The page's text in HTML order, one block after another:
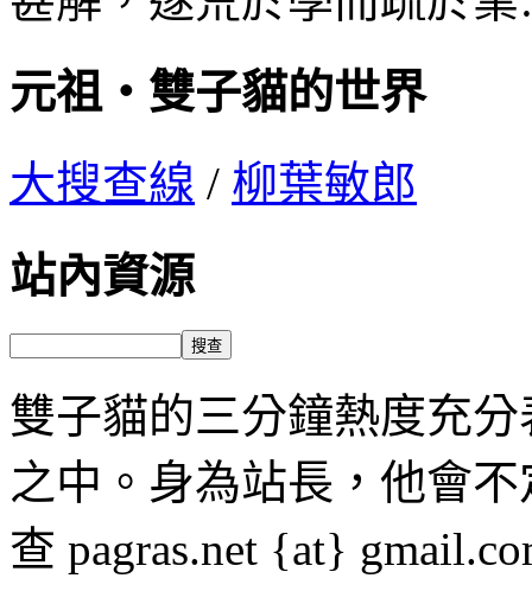
元祖‧雙子貓的世界
大搜查線 / 柳葉敏郎
站內資源
雙子貓的三分鐘熱度充
之中。身為站長，他會
查 pagras.net {at}